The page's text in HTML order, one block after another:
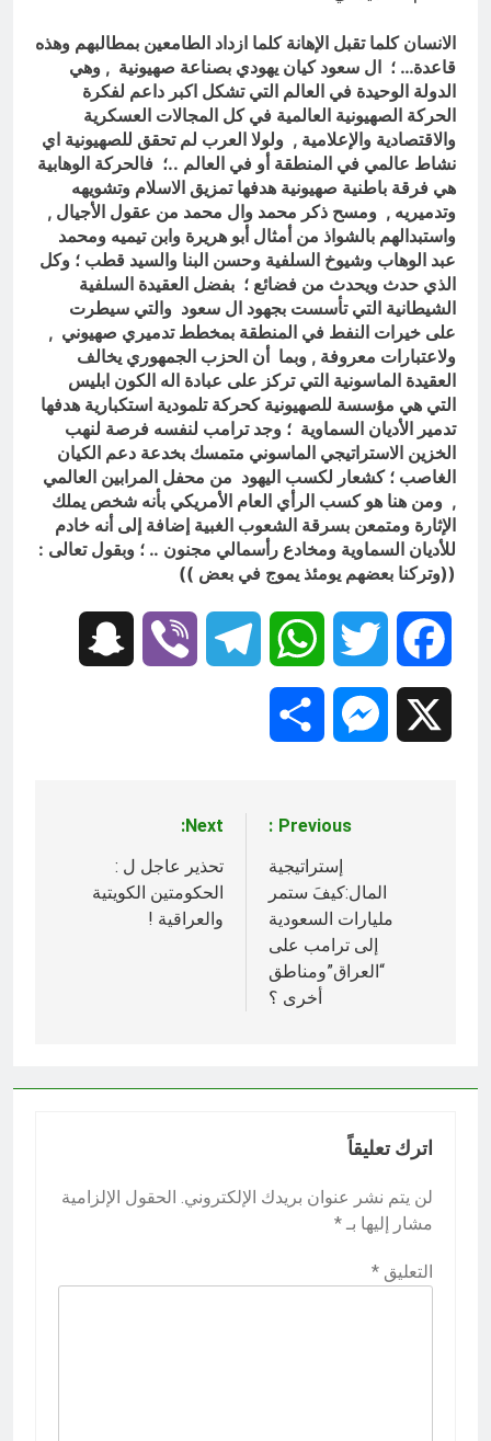
شعراء العراق الذين بقيت قبورهم في
المنافي.. ووصايا لم تُنفذ
23 ساعة Ago
الانسان كلما تقبل الإهانة كلما ازداد الطامعين بمطالبهم وهذه
قاعدة… ؛ ال سعود كيان يهودي بصناعة صهيونية , وهي
الدولة الوحيدة في العالم التي تشكل اكبر داعم لفكرة
الحركة الصهيونية العالمية في كل المجالات العسكرية
والاقتصادية والإعلامية , ولولا العرب لم تحقق للصهيونية اي
نشاط عالمي في المنطقة أو في العالم ..؛ فالحركة الوهابية
هي فرقة باطنية صهيونية هدفها تمزيق الاسلام وتشويهه
وتدميريه , ومسح ذكر محمد وال محمد من عقول الأجيال ,
واستبدالهم بالشواذ من أمثال أبو هريرة وابن تيميه ومحمد
عبد الوهاب وشيوخ السلفية وحسن البنا والسيد قطب ؛ وكل
الذي حدث ويحدث من فضائع ؛ بفضل العقيدة السلفية
الشيطانية التي تأسست بجهود ال سعود والتي سيطرت
على خيرات النفط في المنطقة بمخطط تدميري صهيوني ,
ولاعتبارات معروفة , وبما أن الحزب الجمهوري يخالف
العقيدة الماسونية التي تركز على عبادة اله الكون ابليس
التي هي مؤسسة للصهيونية كحركة تلمودية استكبارية هدفها
تدمير الأديان السماوية ؛ وجد ترامب لنفسه فرصة لنهب
الخزين الاستراتيجي الماسوني متمسك بخدعة دعم الكيان
الغاصب ؛ كشعار لكسب اليهود من محفل المرابين العالمي
, ومن هنا هو كسب الرأي العام الأمريكي بأنه شخص يملك
الإثارة ومتمعن بسرقة الشعوب الغبية إضافة إلى أنه خادم
للأديان السماوية ومخادع رأسمالي مجنون .. ؛ وبقول تعالى :
((وتركنا بعضهم يومئذ يموج في بعض ))
Facebook
Twitter
WhatsApp
Telegram
Viber
Messenger
Previous:
إستراتيجية
المال:كيفَ ستمر
مليارات السعودية
إلى ترامب على
“العراق”ومناطق
أخرى ؟
Next:
تحذير عاجل ل :
الحكومتين الكويتية
والعراقية !
اترك تعليقاً
لن يتم نشر عنوان بريدك الإلكتروني. الحقول الإلزامية
مشار إليها بـ *
التعليق *